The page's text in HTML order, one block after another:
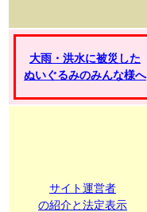
大雨・洪水に被災した
ぬいぐるみのみんな様へ
サイト運営者
の紹介と法定表示